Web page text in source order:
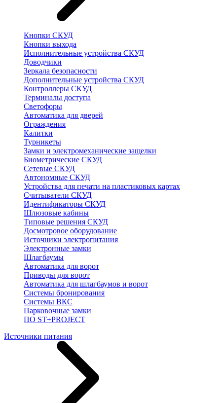
Кнопки СКУД
Кнопки выхода
Исполнительные устройства СКУД
Доводчики
Зеркала безопасности
Дополнительные устройства СКУД
Контроллеры СКУД
Терминалы доступа
Светофоры
Автоматика для дверей
Ограждения
Калитки
Турникеты
Замки и электромеханические защелки
Биометрические СКУД
Сетевые СКУД
Автономные СКУД
Устройства для печати на пластиковых картах
Считыватели СКУД
Идентификаторы СКУД
Шлюзовые кабины
Типовые решения СКУД
Досмотровое оборудование
Источники электропитания
Электронные замки
Шлагбаумы
Автоматика для ворот
Приводы для ворот
Автоматика для шлагбаумов и ворот
Системы бронирования
Системы ВКС
Парковочные замки
ПО ST+PROJECT
Источники питания